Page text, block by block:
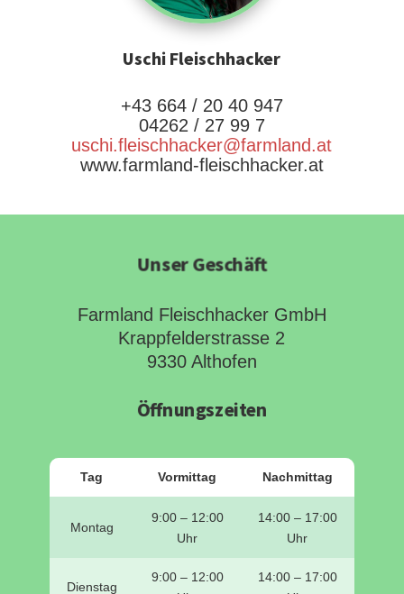
Uschi Fleischhacker
+43 664 / 20 40 947
04262 / 27 99 7
uschi.fleischhacker@farmland.at
www.farmland-fleischhacker.at
Unser Geschäft
Farmland Fleischhacker GmbH
Krappfelderstrasse 2
9330 Althofen
Öffnungszeiten
Tag Vormittag Nachmittag
Montag
9:00 – 12:00
Uhr
14:00 – 17:00
Uhr
Dienstag
9:00 – 12:00
14:00 – 17:00